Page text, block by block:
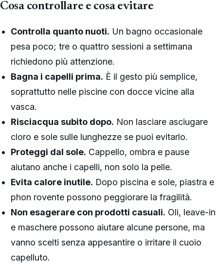
Cosa controllare e cosa evitare
Controlla quanto nuoti. Un bagno occasionale
pesa poco; tre o quattro sessioni a settimana
richiedono più attenzione.
Bagna i capelli prima. È il gesto più semplice,
soprattutto nelle piscine con docce vicine alla
vasca.
Risciacqua subito dopo. Non lasciare asciugare
cloro e sole sulle lunghezze se puoi evitarlo.
Proteggi dal sole. Cappello, ombra e pause
aiutano anche i capelli, non solo la pelle.
Evita calore inutile. Dopo piscina e sole, piastra e
phon rovente possono peggiorare la fragilità.
Non esagerare con prodotti casuali. Oli, leave-in
e maschere possono aiutare alcune persone, ma
vanno scelti senza appesantire o irritare il cuoio
capelluto.